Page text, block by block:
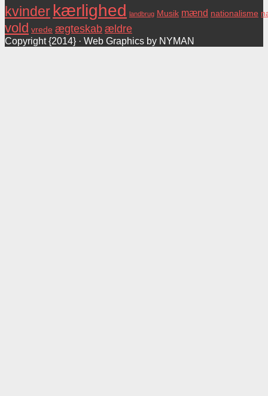
kvinder kærlighed landbrug Musik mænd nationalisme
vold vrede ægteskabældre
Copyright {2014} · Web Graphics by NYMAN